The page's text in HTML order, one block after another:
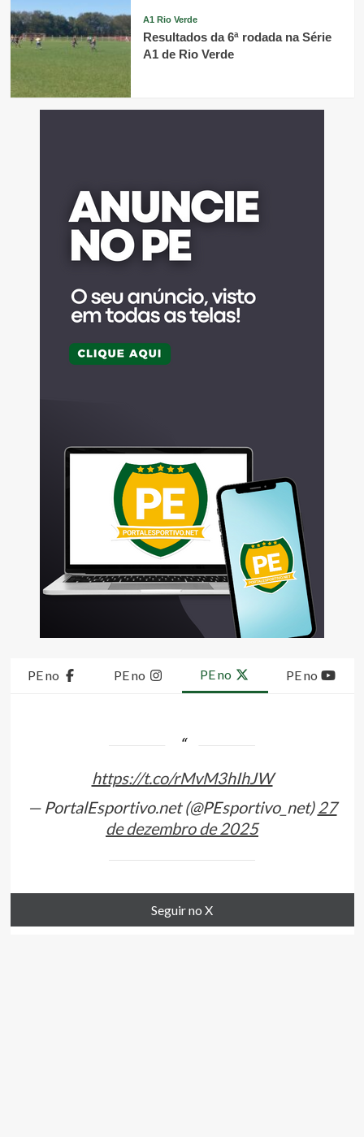
A1 Rio Verde
Resultados da 6ª rodada na Série
A1 de Rio Verde
PE no PE no PE no PE no
https://t.co/rMvM3hIhJW
— PortalEsportivo.net (@PEsportivo_net)27
de dezembro de 2025
Seguir no X